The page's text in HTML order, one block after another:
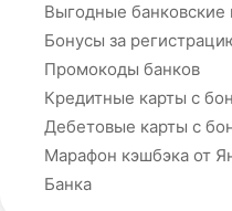
Выгодные банковские
Бонусы за
Промокоды банков
Кредитные карты с
Дебетовые карты с
Марафон кэшбэка от
Банка